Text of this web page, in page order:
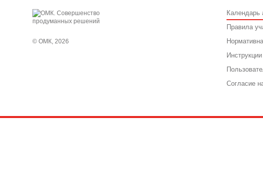
© ОМК, 2026
Календарь
Правила
Инструкции
Согласие